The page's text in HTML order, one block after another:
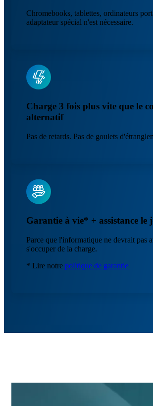
Chromebooks, tablettes, ordinateurs
adaptateur spécial n'est nécessaire.
Charge 3 fois plus vite que le
alternatif
Pas de retards. Pas de goulets
Garantie à vie* + assistance le
Parce que l'informatique ne devrait pas
s'occuper de la charge.
* Lire notre politique de garantie